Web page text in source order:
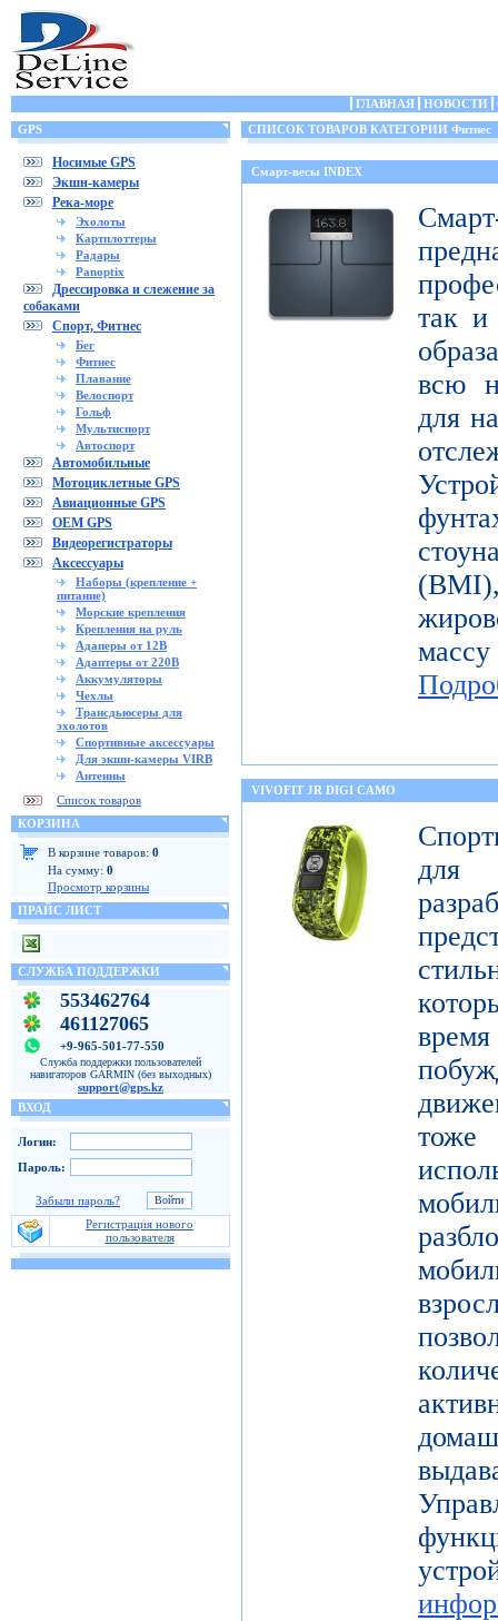
ГЛАВНАЯ НОВОСТИ
GPS
Носимые GPS
Экшн-камеры
Река-море
Эхолоты
Картплоттеры
Радары
Panoptix
Дрессировка и слежение за
собаками
Спорт, Фитнес
Бег
Фитнес
Плавание
Велоспорт
Гольф
Мультиспорт
Автоспорт
Автомобильные
Мотоциклетные GPS
Авиационные GPS
OEM GPS
Видеорегистраторы
Аксессуары
Наборы (крепление +
питание)
Морские крепления
Крепления на руль
Адаперы от 12В
Адаптеры от 220В
Аккумуляторы
Чехлы
Трансдьюсеры для
эхолотов
Спортивные аксессуары
Для экшн-камеры VIRB
Антенны
Список товаров
КОРЗИНА
В корзине товаров: 0
На сумму: 0
Просмотр корзины
ПРАЙС ЛИСТ
СЛУЖБА ПОДДЕРЖКИ
553462764
461127065
+9-965-501-77-550
Служба поддержки пользователей
навигаторов GARMIN (без выходных)
support@gps.kz
ВХОД
Логин:
Пароль:
Забыли пароль?
Регистрация нового
пользователя
СПИСОК ТОВАРОВ КАТЕГОРИИ Фитнес
Смарт-весы INDEX
так и
всю
для
VIVOFIT JR DIGI CAMO
для
тоже